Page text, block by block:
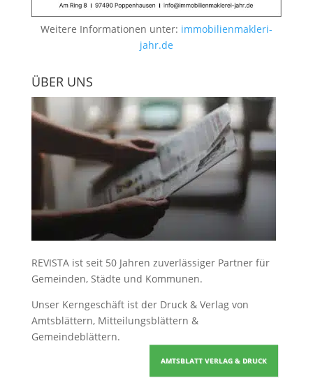
Weitere Informationen unter: immobilienmakleri-
jahr.de
ÜBER UNS
REVISTA ist seit 50 Jahren zuverlässiger Partner für
Gemeinden, Städte und Kommunen.
Unser Kerngeschäft ist der Druck & Verlag von
Amtsblättern, Mitteilungsblättern &
Gemeindeblättern.
AMTSBLATT VERLAG & DRUCK